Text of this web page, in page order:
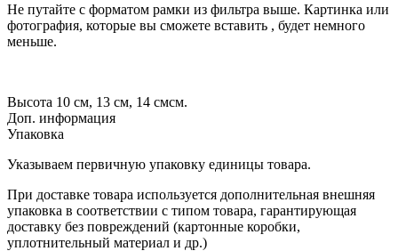
Не путайте с форматом рамки из фильтра выше. Картинка или
фотография, которые вы сможете вставить , будет немного
меньше.
Высота 10 см, 13 см, 14 смсм.
Доп. информация
Упаковка
Указываем первичную упаковку единицы товара.
При доставке товара используется дополнительная внешняя
упаковка в соответствии с типом товара, гарантирующая
доставку без повреждений (картонные коробки,
уплотнительный материал и др.)